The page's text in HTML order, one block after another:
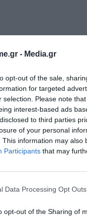
- Media.gr
opt-out of the sale,
for targeted
selection. Please note
interest-based ads
to third parties
of your personal
This information may
Participants that may
Data Processing Opt Outs
opt-out of the Sharing of
χρόνια
και το πρόστιμο